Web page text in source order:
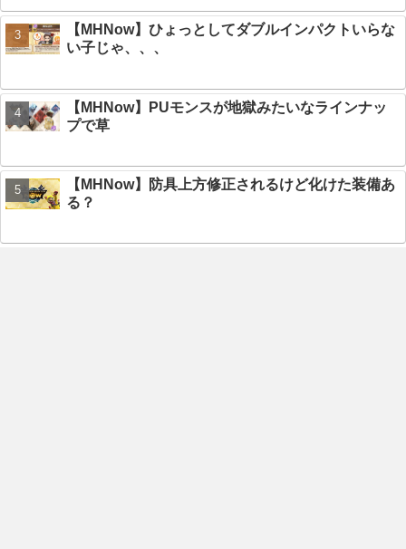
【MHNow】ひょっとしてダブルインパクトいらな
い子じゃ、、、
【MHNow】PUモンスが地獄みたいなラインナッ
プで草
【MHNow】防具上方修正されるけど化けた装備あ
る？